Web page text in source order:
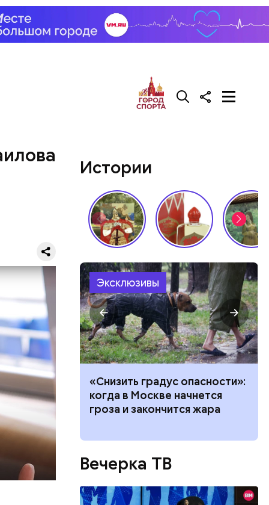
и
Истории
Эксклюзивы
все
как
с
«Снизить градус опасности»:
когда в Москве начнется
гроза и закончится жара
Вечерка ТВ